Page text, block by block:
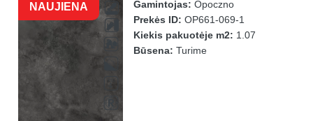
NAUJIENA
Gamintojas: Opoczno
Prekės ID: OP661-069-1
Kiekis pakuotėje m2: 1.07
Būsena: Turime